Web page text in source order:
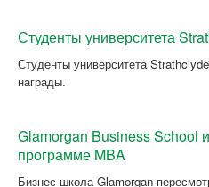
Студенты университета
Студенты университета
награды.
Glamorgan Business School
программе MBA
Бизнес-школа Glamorgan